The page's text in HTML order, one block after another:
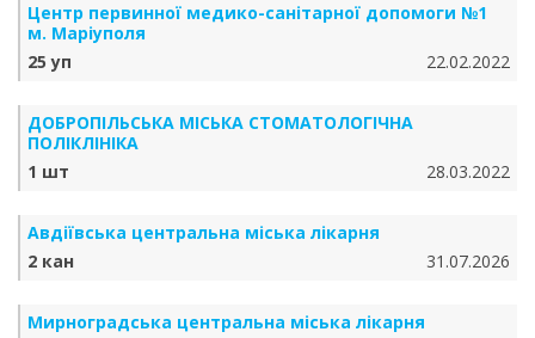
Центр первинної медико-санітарної допомоги №1
м. Маріуполя
25 уп
22.02.2022
ДОБРОПІЛЬСЬКА МІСЬКА СТОМАТОЛОГІЧНА
ПОЛІКЛІНІКА
1 шт
28.03.2022
Авдіївська центральна міська лікарня
2 кан
31.07.2026
Мирноградська центральна міська лікарня